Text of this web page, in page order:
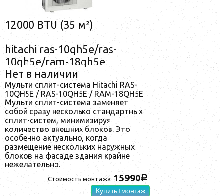
12000 BTU (35 м²)
hitachi ras-10qh5e/ras-
10qh5e/ram-18qh5e
Нет в наличии
Мульти сплит-система Hitachi RAS-
10QH5E / RAS-10QH5E / RAM-18QH5E
Мульти сплит-система заменяет
собой сразу несколько стандартных
сплит-систем, минимизируя
количество внешних блоков. Это
особенно актуально, когда
размещение нескольких наружных
блоков на фасаде здания крайне
нежелательно.
Стоимость монтажа: 15990a
Купить+монтаж